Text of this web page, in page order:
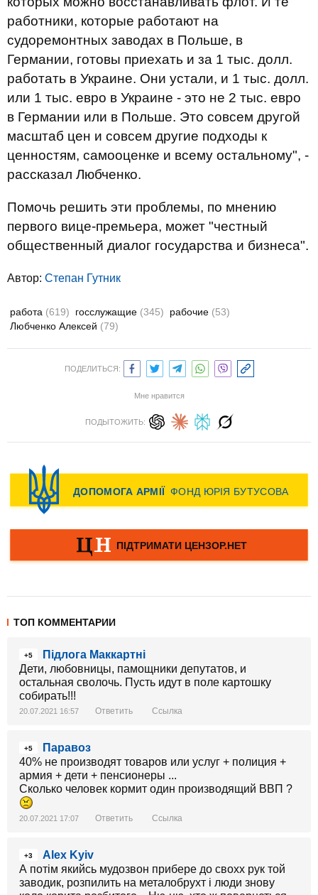
работники, которые работают на
судоремонтных заводах в Польше, в
Германии, готовы приехать и за 1 тыс. долл.
работать в Украине. Они устали, и 1 тыс. долл.
или 1 тыс. евро в Украине - это не 2 тыс. евро
в Германии или в Польше. Это совсем другой
масштаб цен и совсем другие подходы к
ценностям, самооценке и всему остальному", -
рассказал Любченко.
Помочь решить эти проблемы, по мнению
первого вице-премьера, может "честный
общественный диалог государства и бизнеса".
Автор: Степан Гутник
работа (619) госслужащие (345) рабочие (53)
Любченко Алексей (79)
ПОДЕЛИТЬСЯ:
Мне нравится
ПОДЫТОЖИТЬ:
ТОП КОММЕНТАРИИ
+5
Підлога Маккартні
Дети, любовницы, памощники депутатов, и
остальная сволочь. Пусть идут в поле картошку
собирать!!!
20.07.2021 16:57 Ответить Ссылка
+5
Паравоз
40% не производят товаров или услуг + полиция +
армия + дети + пенсионеры ...
Сколько человек кормит один производящий ВВП ?
20.07.2021 17:07 Ответить Ссылка
+3
Alex Kyiv
А потім якийсь мудозвон прибере до свохх рук той
заводик, розпилить на металобрухт і люди знову